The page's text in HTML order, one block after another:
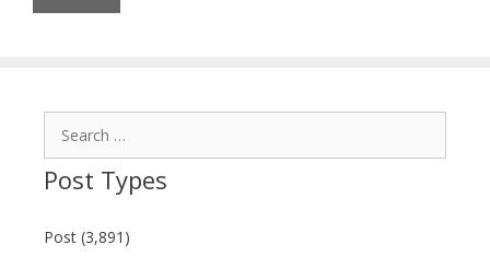
Post Types
Post (3,891)